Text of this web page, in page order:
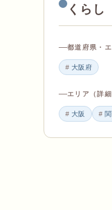
くらし
都道府県・
大阪府
エリア（詳細
大阪